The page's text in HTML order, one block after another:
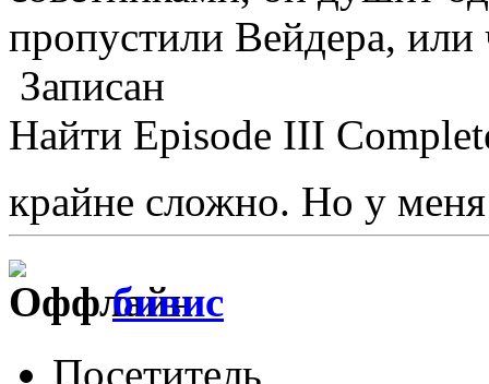
пропустили Вейдера, или
Записан
Найти Episode III
крайне сложно. Но у
бивис
Посетитель